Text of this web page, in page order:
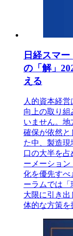
日経スマ
の「解」
える
人的資本経
向上の取り
いません。
確保が依然と
た中、製造現
口の大半を
ーメーショ
化を優先すべ
ーラムでは
大限に引き
体的な方策を